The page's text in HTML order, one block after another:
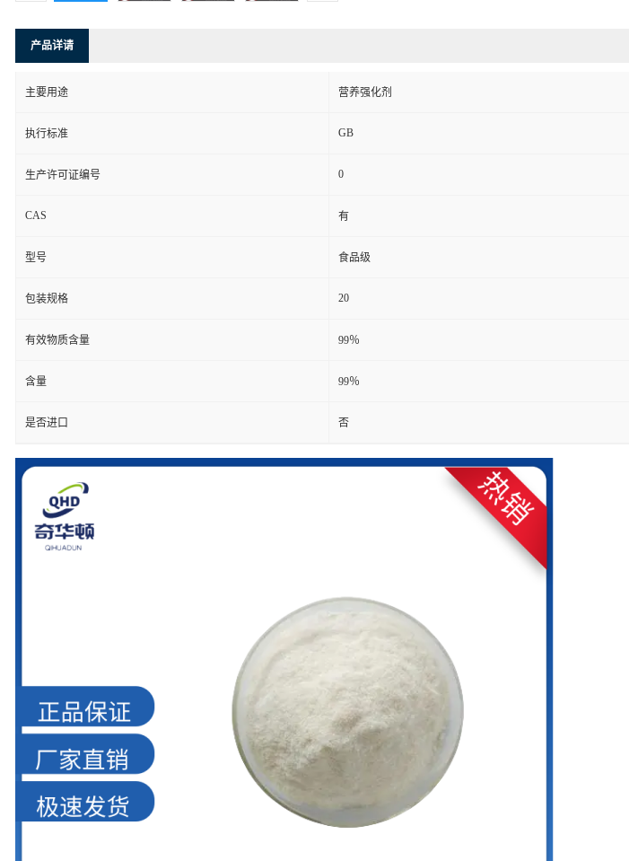
产品详请
主要用途 营养强化剂
执行标准 GB
生产许可证编号 0
CAS 有
型号 食品级
包装规格 20
有效物质含量 99％
含量 99％
是否进口 否